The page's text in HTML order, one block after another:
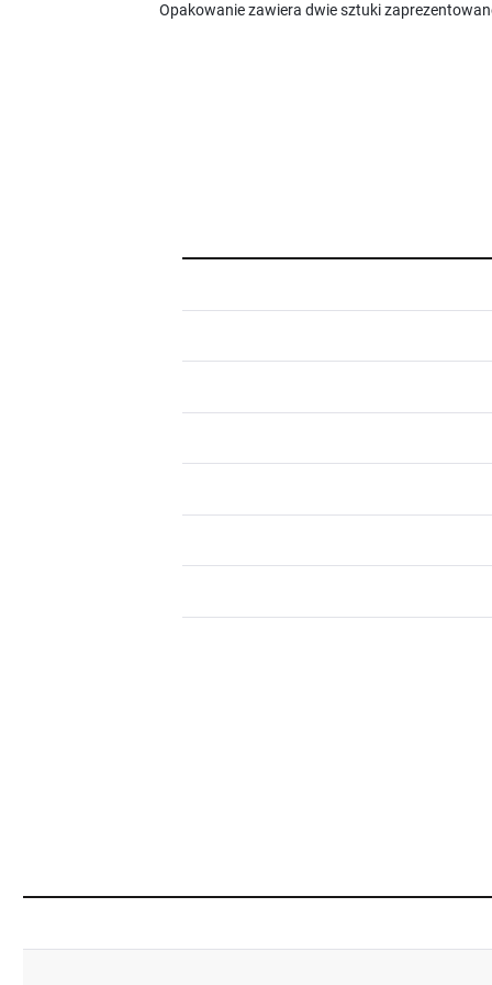
Opakowanie zawiera dwie sztuki